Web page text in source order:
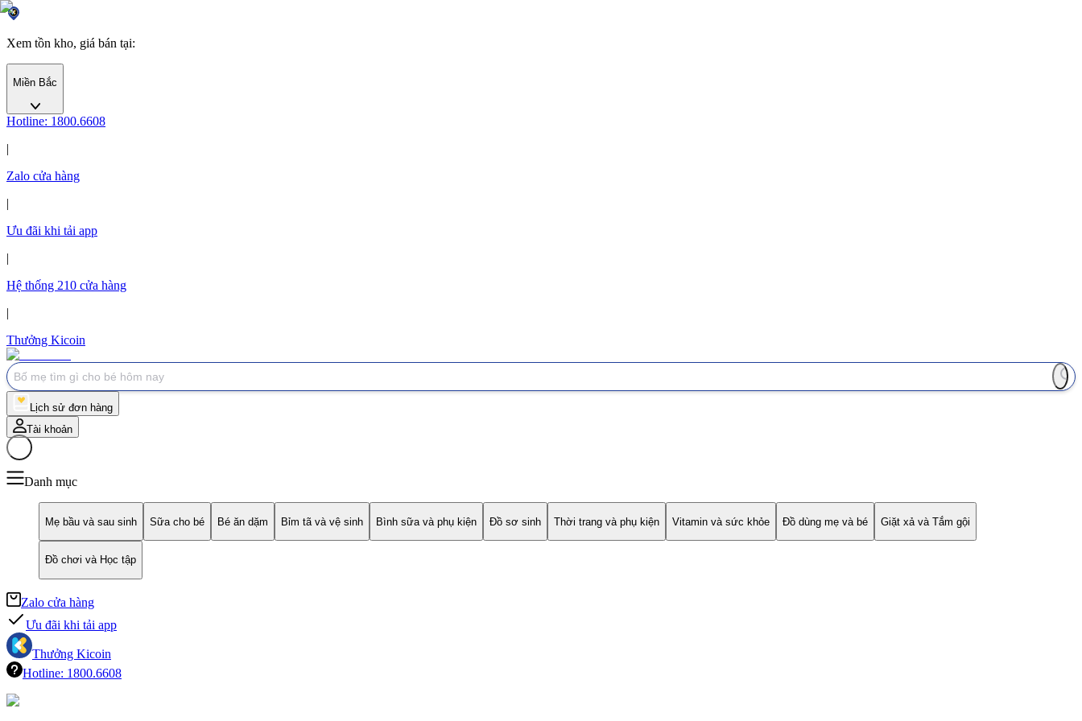
Xem tồn kho, giá bán tại:
Miền Bắc
Hotline: 1800.6608
|
Zalo cửa hàng
|
Ưu đãi khi tải app
|
Hệ thống 210 cửa hàng
|
Thưởng Kicoin
Lịch sử đơn hàng
Tài khoản
Giỏ hàng
Danh mục
Mẹ bầu và sau sinh Sữa cho bé Bé ăn dặm Bỉm tã và vệ sinh Bình sữa và phụ kiện Đồ sơ sinh Thời trang và phụ kiện Vitamin và sức khỏe Đồ dùng mẹ và bé Giặt xả và Tắm gội
Đồ chơi và Học tập
Zalo cửa hàng
Ưu đãi khi tải app
Thưởng Kicoin
Hotline: 1800.6608